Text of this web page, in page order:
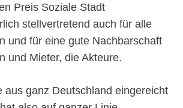
Preis Soziale Stadt
stellvertretend auch für alle
und für eine gute Nachbarschaft
und Mieter, die Akteure.
aus ganz Deutschland eingereicht